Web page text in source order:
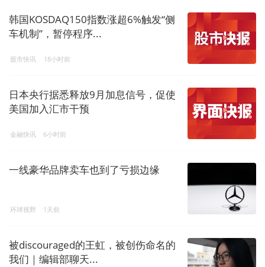
韩国KOSDAQ150指数涨超6%触发“侧
车机制”，暂停程序...
股市快讯 18小时前
日本央行据悉释放9月加息信号，促使
美国加入汇市干预
金融快讯 6小时前
一线豪华品牌卖车也到了亏损边缘
环球视野 1天前
被discouraged的王虹，被创伤命名的
我们｜编辑部聊天...